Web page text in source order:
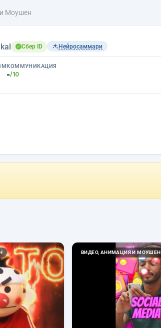
Моушен
Сбер ID Нейросаммари
КОММУНИКАЦИЯ
-/10
ВИДЕО, АНИМАЦИЯ И МОУШЕН